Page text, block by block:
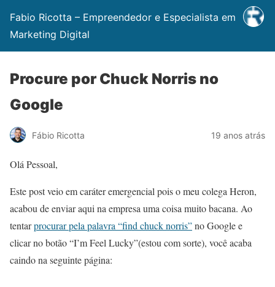
Fabio Ricotta – Empreendedor e Especialista em
Marketing Digital
Procure por Chuck Norris no
Google
Fábio Ricotta 19 anos atrás
Olá Pessoal,
Este post veio em caráter emergencial pois o meu colega Heron,
acabou de enviar aqui na empresa uma coisa muito bacana. Ao
tentarprocurar pela palavra “find chuck norris”no Google e
clicar no botão “I’m Feel Lucky”(estou com sorte), você acaba
caindo na seguinte página: